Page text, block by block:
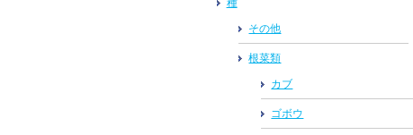
種
その他
根菜類
カブ
ゴボウ